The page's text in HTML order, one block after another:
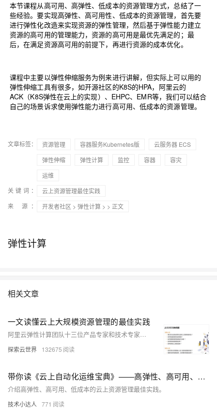
本节课程从高可用、高弹性、低成本的资源管理方式，总结了一
些经验。要实现高弹性、高可用性、低成本的资源管理，首先要
进行弹性化改造来实现资源的弹性管理，然后基于弹性能力建立
资源的高可用的管理能力，资源的高可用是最优先满足的；最
后，在满足资源高可用的前提下，再进行资源的成本优化。
课程中主要以弹性伸缩服务为例来进行讲解，但实际上可以用的
弹性伸缩工具有很多，如开源社区的K8S的HPA，阿里云的
ACK （K8S弹性在云上的实现）、 EHPC、 EMR等，我们可以结合
自己的场景诉求使用弹性能力进行高可用、低成本的资源管理。
文章标签： 资源管理 容器服务Kubernetes版
云服务器 ECS
弹性伸缩
弹性计算 监控 容器
容灾
运维
关键词：
云上资源管理最佳实践
来 源：
开发者社区 > 弹性计算 > > 正文
弹性计算
相关文章
一文读懂云上大规模资源管理的最佳实践
阿里云弹性计算团队十三位产品专家和技术专家共同分享云上运维深度实践，详细阐述如何利用CloudOps工具实现运维提效、弹性降本。
探索云世界 132675
带你读《云上自动化运维宝典》——高弹性、高可用、低成本的云上资源管理最佳实践（2）
介绍高弹性、高可用、低成本的云上资源管理最佳实践。
技术小达人 771